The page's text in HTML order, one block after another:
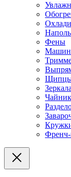
Фены
Щипцы
Френч-